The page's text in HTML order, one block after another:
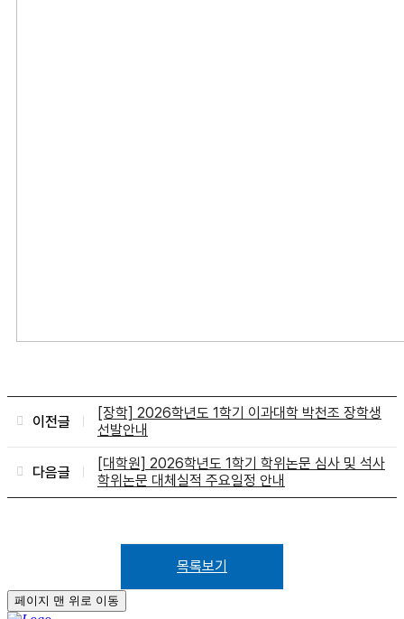
이전글
[장학] 2026학년도 1학기 이과대학 박천조 장학생
선발안내
다음글
[대학원] 2026학년도 1학기 학위논문 심사 및 석사
학위논문 대체실적 주요일정 안내
목록보기
페이지 맨 위로 이동